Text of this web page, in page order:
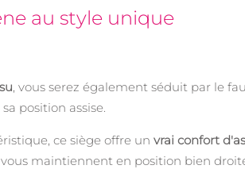
au style unique
, vous serez également séduit par le
position assise.
ce siège offre un vrai confort
maintiennent en position bien